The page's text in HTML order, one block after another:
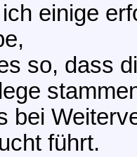
einige
so, dass
bei
führt.